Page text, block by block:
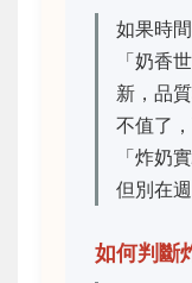
如果時
「奶香
新，品
不值了
「炸奶
但別在
如何判斷